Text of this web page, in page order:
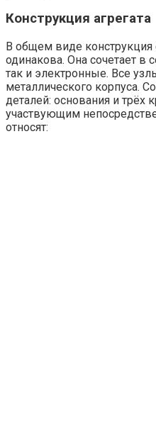
Конструкция агрегата
В общем виде конструкция
одинакова. Она сочетает в
так и электронные. Все
металлического корпуса.
деталей: основания и
участвующим
относят: